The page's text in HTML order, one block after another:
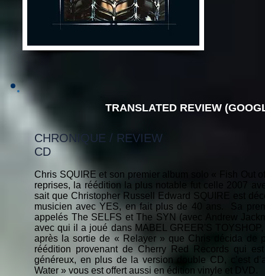
TRANSLATED REVIEW
CHRONIQUE / REVIEW
CD
Chris SQUIRE et son premier album solo « Fish Out
reprises, la réédition la plus notable fut celle 2007
sait que Christopher Russell Edward SQUIRE est
musicien avec YES, en fait plus de 40 ans. Sa
appelés The SELFS et The SYN (avec Andrew
avec qui il a joué dans MABEL GREER'S
après la sortie de « Relayer » que Chris décida de
réédition provenant de Cherry Red Records qui
généreux, en plus de la version double CD, c’est
Water » vous est offert aussi en édition vinyle et DVD.